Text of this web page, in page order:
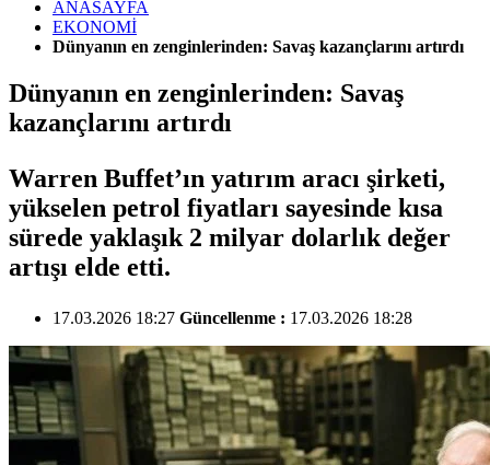
ANASAYFA
EKONOMİ
Dünyanın en zenginlerinden: Savaş kazançlarını artırdı
Dünyanın en zenginlerinden: Savaş
kazançlarını artırdı
Warren Buffet’ın yatırım aracı şirketi,
yükselen petrol fiyatları sayesinde kısa
sürede yaklaşık 2 milyar dolarlık değer
artışı elde etti.
17.03.2026 18:27 Güncellenme : 17.03.2026 18:28